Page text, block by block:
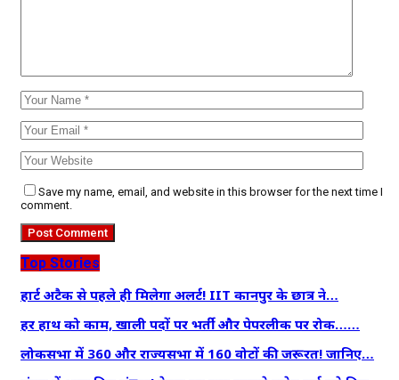
Save my name, email, and website in this browser for the next time I
comment.
Top Stories
हार्ट अटैक से पहले ही मिलेगा अलर्ट! IIT कानपुर के छात्र ने…
हर हाथ को काम, खाली पदों पर भर्ती और पेपरलीक पर रोक……
लोकसभा में 360 और राज्यसभा में 160 वोटों की जरूरत! जानिए…